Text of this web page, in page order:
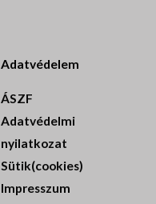
Adatvédelem
ÁSZF
Adatvédelmi
nyilatkozat
Sütik(cookies)
Impresszum